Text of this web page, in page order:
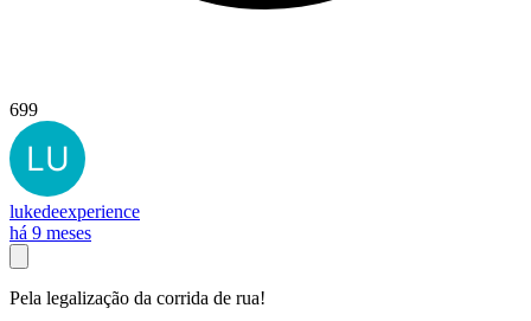
699
lukedeexperience
há 9 meses
Pela legalização da corrida de rua!